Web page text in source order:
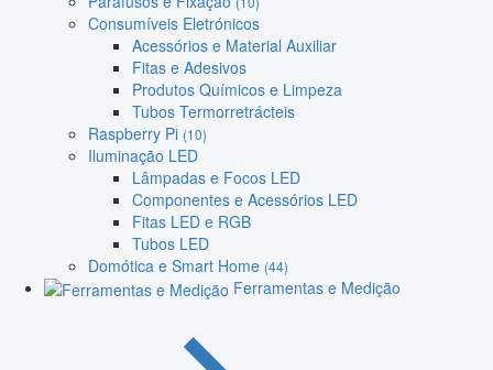
Consumíveis Eletrónicos
Acessórios e Material Auxiliar
Fitas e Adesivos
Produtos Químicos e Limpeza
Tubos Termorretrácteis
Raspberry Pi (10)
Iluminação LED
Lâmpadas e Focos LED
Componentes e Acessórios LED
Fitas LED e RGB
Tubos LED
Domótica e Smart Home (44)
Ferramentas e Medição